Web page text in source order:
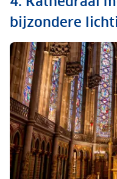
bijzondere